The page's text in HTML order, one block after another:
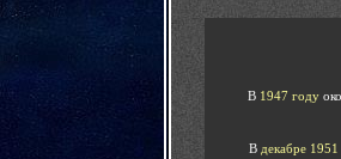
В 1947 году
В декабре 1951